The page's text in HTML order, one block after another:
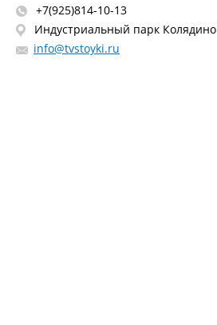
+7(925)814-10-13
Индустриальный парк Колядино
info@tvstoyki.ru